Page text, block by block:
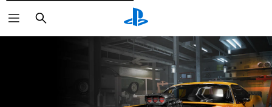
Rechercher